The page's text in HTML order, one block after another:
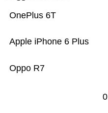
Oppo R7
Apple iPhone 6 Plus
OnePlus 6T
0